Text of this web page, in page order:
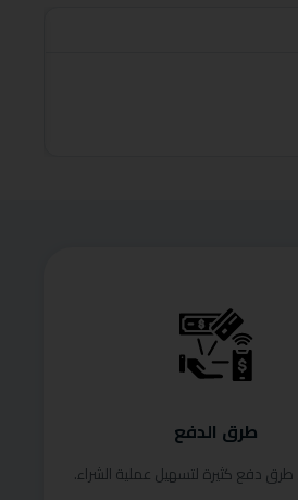
طرق الدفع
دفع كثيرة لتسهيل عملية الشراء.